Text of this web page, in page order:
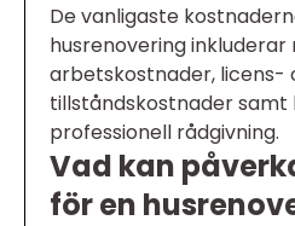
De vanligaste
husrenovering
arbetskostnader, licens-
tillståndskostnader
professionell rådgivning.
Vad kan
för en